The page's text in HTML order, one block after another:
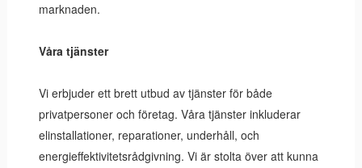
marknaden.
Våra tjänster
Vi erbjuder ett brett utbud av tjänster för både
privatpersoner och företag. Våra tjänster inkluderar
elinstallationer, reparationer, underhåll, och
energieffektivitetsrådgivning. Vi är stolta över att kunna